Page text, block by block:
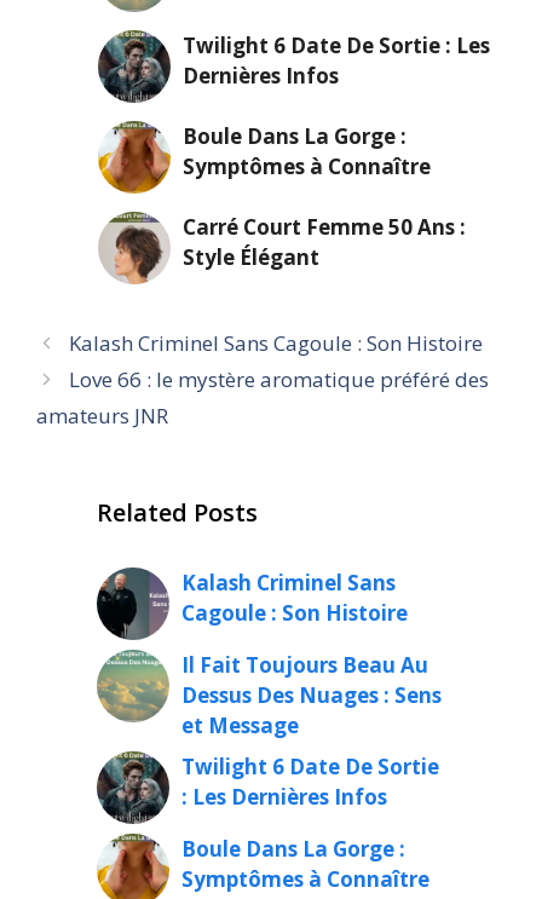
Twilight 6 Date De Sortie : Les
Dernières Infos
Boule Dans La Gorge :
Symptômes à Connaître
Carré Court Femme 50 Ans :
Style Élégant
Kalash Criminel Sans Cagoule : Son Histoire
Love 66 : le mystère aromatique préféré des
amateurs JNR
Related Posts
Kalash Criminel Sans
Cagoule : Son Histoire
Il Fait Toujours Beau Au
Dessus Des Nuages : Sens
et Message
Twilight 6 Date De Sortie
: Les Dernières Infos
Boule Dans La Gorge :
Symptômes à Connaître